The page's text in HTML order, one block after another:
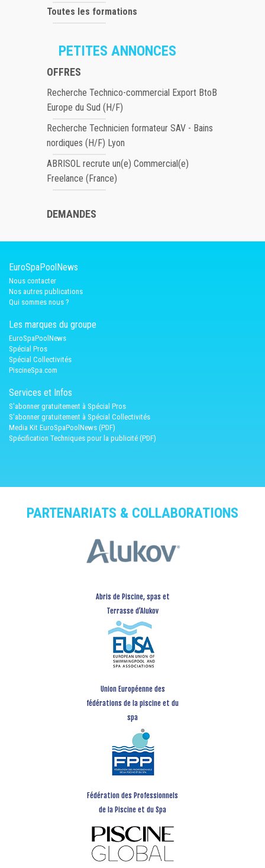
Toutes les formations
PETITES ANNONCES
OFFRES
Recherche Technico-commercial Export BtoB
Europe du Sud (H/F)
Recherche Technicien formateur SAV - Bains
nordiques (H/F) Lyon
ABRISOL recrute un(e) Commercial(e)
Freelance (France)
DEMANDES
EuroSpaPoolNews
Nous contacter
Nos autres publications
Qui sommes nous ?
Les marques du groupe
EuroSpaPoolNews
Spécial Pros
Spécial Collectivités
PiscineSpa.com
Services et Infos
S'abonner gratuitement à Spécial Pros
S'abonner gratuitement à Spécial Collectivités
Media Kit EuroSpaPoolNews (PDF)
Spécification Techniques pour la publicité (PDF)
PARTENARIATS & COLLABORATIONS
Abris de Piscine, spas et
Terrasse d’Alukov
Union Européenne des
fédérations de la piscine et du
spa
Fédération des Professionnels
de la Piscine et du Spa